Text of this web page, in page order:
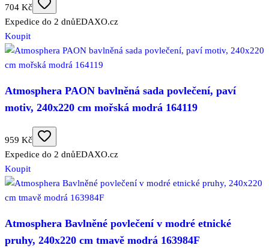
704 Kč
Expedice do 2 dnůEDAXO.cz
Koupit
Atmosphera PAON bavlněná sada povlečení, paví
motiv, 240x220 cm mořská modrá 164119
959 Kč
Expedice do 2 dnůEDAXO.cz
Koupit
Atmosphera Bavlněné povlečení v modré etnické
pruhy, 240x220 cm tmavě modrá 163984F